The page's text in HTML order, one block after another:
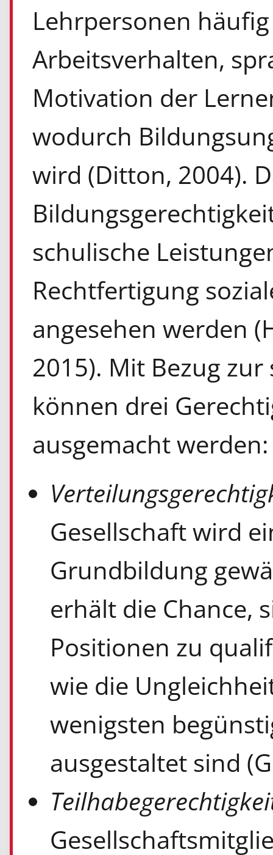
Lehrpersonen
Arbeitsverhalten,
Motivation der
wodurch
wird (Ditton, 2004).
schulische
Rechtfertigung
angesehen werden
2015). Mit Bezug
können drei
ausgemacht werden:
Gesellschaft wird
Grundbildung
erhält die Chance,
Positionen zu
wie die
wenigsten
ausgestaltet sind